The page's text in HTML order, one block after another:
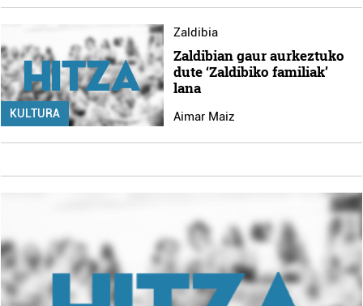
KULTURA
Zaldibia
Zaldibian gaur aurkeztuko
dute ‘Zaldibiko familiak’
lana
Aimar Maiz